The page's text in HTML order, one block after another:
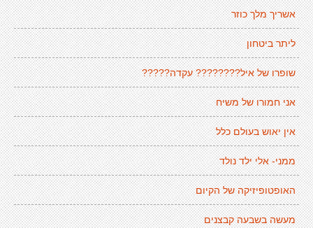
אשריך מלך כוזר
ליתר ביטחון
שופרו של איל???????? עקדה?????
אני חמורו של משיח
אין יאוש בעולם כלל
ממני- אלי ילד נולד
האופטופיזיקה של הקיום
מעשה בשבעה קבצנים